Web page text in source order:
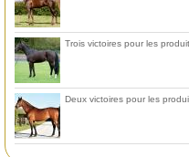
Trois victoires pour les
Deux victoires pour les